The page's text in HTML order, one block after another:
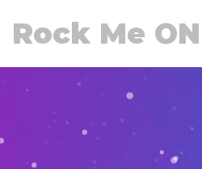
Rock Me ON